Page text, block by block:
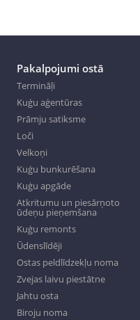
Pakalpojumi ostā
Termināļi
Kuģu aģentūras
Prāmju satiksme
Loči
Velkoņi
Kuģu bunkurēšana
Kuģu apgāde
Atkritumu un piesārņoto
ūdeņu pieņemšana
Kuģu remonts
Ūdenslīdēji
Ostas peldlīdzekļu noma
Zvejas laivu piestātne
Jahtu osta
Biroju noma